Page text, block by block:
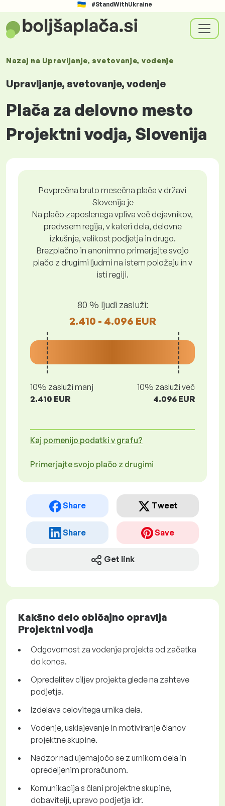
#StandWithUkraine
Nazaj na Upravljanje, svetovanje, vodenje
Upravljanje, svetovanje, vodenje
Plača za delovno mesto
Projektni vodja, Slovenija
Povprečna bruto mesečna plača v državi
Slovenija je
Na plačo zaposlenega vpliva več dejavnikov,
predvsem regija, v kateri dela, delovne
izkušnje, velikost podjetja in drugo.
Brezplačno in anonimno primerjajte svojo
plačo z drugimi ljudmi na istem položaju in v
isti regiji.
80 % ljudi zasluži:
2.410 - 4.096 EUR
10% zasluži manj
2.410 EUR
10% zasluži več
4.096 EUR
Kaj pomenijo podatki v grafu?
Primerjajte svojo plačo z drugimi
Share Tweet
Share Save
Get link
Kakšno delo običajno opravlja
Projektni vodja
Odgovornost za vodenje projekta od začetka
do konca.
Opredelitev ciljev projekta glede na zahteve
podjetja.
Izdelava celovitega urnika dela.
Vodenje, usklajevanje in motiviranje članov
projektne skupine.
Nadzor nad ujemajočo se z urnikom dela in
opredeljenim proračunom.
Komunikacija s člani projektne skupine,
dobavitelji, upravo podjetja idr.